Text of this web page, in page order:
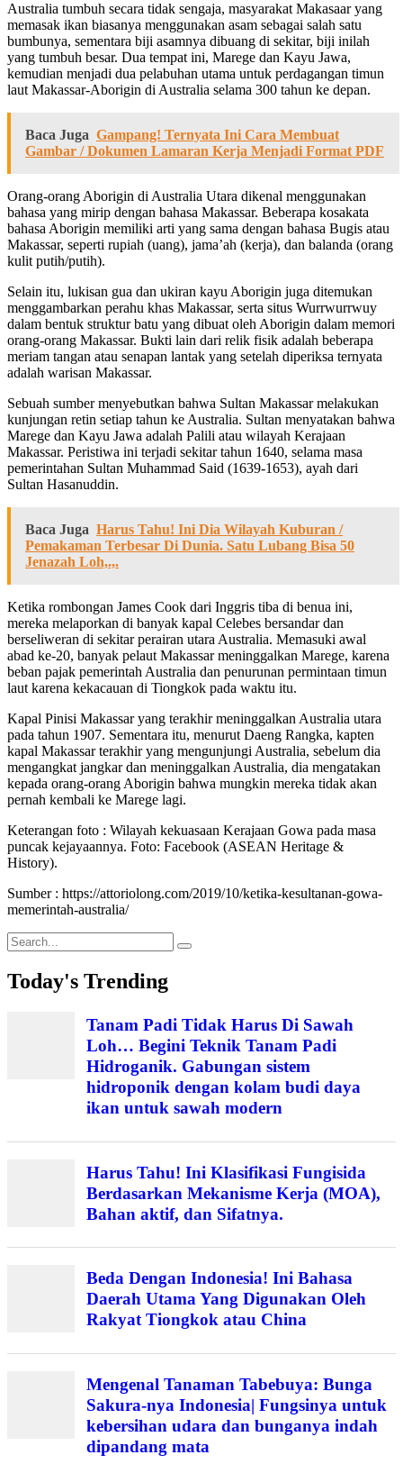
Australia tumbuh secara tidak sengaja, masyarakat Makasaar yang
memasak ikan biasanya menggunakan asam sebagai salah satu
bumbunya, sementara biji asamnya dibuang di sekitar, biji inilah
yang tumbuh besar. Dua tempat ini, Marege dan Kayu Jawa,
kemudian menjadi dua pelabuhan utama untuk perdagangan timun
laut Makassar-Aborigin di Australia selama 300 tahun ke depan.
Baca Juga Gampang! Ternyata Ini Cara Membuat
Gambar / Dokumen Lamaran Kerja Menjadi Format PDF
Orang-orang Aborigin di Australia Utara dikenal menggunakan
bahasa yang mirip dengan bahasa Makassar. Beberapa kosakata
bahasa Aborigin memiliki arti yang sama dengan bahasa Bugis atau
Makassar, seperti rupiah (uang), jama’ah (kerja), dan balanda (orang
kulit putih/putih).
Selain itu, lukisan gua dan ukiran kayu Aborigin juga ditemukan
menggambarkan perahu khas Makassar, serta situs Wurrwurrwuy
dalam bentuk struktur batu yang dibuat oleh Aborigin dalam memori
orang-orang Makassar. Bukti lain dari relik fisik adalah beberapa
meriam tangan atau senapan lantak yang setelah diperiksa ternyata
adalah warisan Makassar.
Sebuah sumber menyebutkan bahwa Sultan Makassar melakukan
kunjungan retin setiap tahun ke Australia. Sultan menyatakan bahwa
Marege dan Kayu Jawa adalah Palili atau wilayah Kerajaan
Makassar. Peristiwa ini terjadi sekitar tahun 1640, selama masa
pemerintahan Sultan Muhammad Said (1639-1653), ayah dari
Sultan Hasanuddin.
Baca Juga Harus Tahu! Ini Dia Wilayah Kuburan /
Pemakaman Terbesar Di Dunia. Satu Lubang Bisa 50
Jenazah Loh,.,.
Ketika rombongan James Cook dari Inggris tiba di benua ini,
mereka melaporkan di banyak kapal Celebes bersandar dan
berseliweran di sekitar perairan utara Australia. Memasuki awal
abad ke-20, banyak pelaut Makassar meninggalkan Marege, karena
beban pajak pemerintah Australia dan penurunan permintaan timun
laut karena kekacauan di Tiongkok pada waktu itu.
Kapal Pinisi Makassar yang terakhir meninggalkan Australia utara
pada tahun 1907. Sementara itu, menurut Daeng Rangka, kapten
kapal Makassar terakhir yang mengunjungi Australia, sebelum dia
mengangkat jangkar dan meninggalkan Australia, dia mengatakan
kepada orang-orang Aborigin bahwa mungkin mereka tidak akan
pernah kembali ke Marege lagi.
Keterangan foto : Wilayah kekuasaan Kerajaan Gowa pada masa
puncak kejayaannya. Foto: Facebook (ASEAN Heritage &
History).
Sumber : https://attoriolong.com/2019/10/ketika-kesultanan-gowa-
memerintah-australia/
Search
for:
Today's Trending
Tanam Padi Tidak Harus Di Sawah
Loh… Begini Teknik Tanam Padi
Hidroganik. Gabungan sistem
hidroponik dengan kolam budi daya
ikan untuk sawah modern
Harus Tahu! Ini Klasifikasi Fungisida
Berdasarkan Mekanisme Kerja (MOA),
Bahan aktif, dan Sifatnya.
Beda Dengan Indonesia! Ini Bahasa
Daerah Utama Yang Digunakan Oleh
Rakyat Tiongkok atau China
Mengenal Tanaman Tabebuya: Bunga
Sakura-nya Indonesia| Fungsinya untuk
kebersihan udara dan bunganya indah
dipandang mata